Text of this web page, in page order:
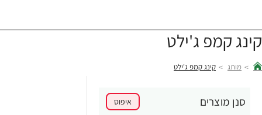
קינג קמפ ג'ילט
מותג קינג קמפ ג'ילט
סנן מוצרים איפוס